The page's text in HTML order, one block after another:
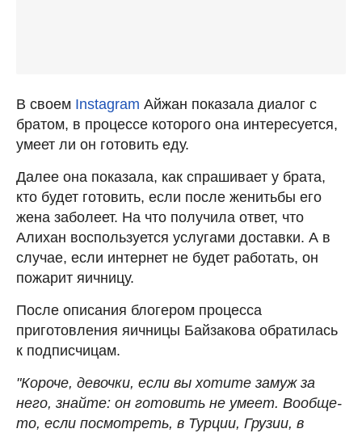
В своем Instagram Айжан показала диалог с
братом, в процессе которого она интересуется,
умеет ли он готовить еду.
Далее она показала, как спрашивает у брата,
кто будет готовить, если после женитьбы его
жена заболеет. На что получила ответ, что
Алихан воспользуется услугами доставки. А в
случае, если интернет не будет работать, он
пожарит яичницу.
После описания блогером процесса
приготовления яичницы Байзакова обратилась
к подписчицам.
"Короче, девочки, если вы хотите замуж за
него, знайте: он готовить не умеет. Вообще-
то, если посмотреть, в Турции, Грузии, в